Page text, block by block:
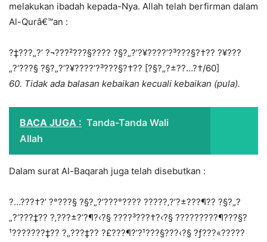
melakukan ibadah kepada-Nya. Allah telah berfirman dalam
Al-Qurâ€™an :
?‡???„?’ ?¬???²???§???? ?§?„?’?¥???­?’?³???§?†?? ?¥???
„?‘???§ ?§?„?’?¥???­?’?³???§?†?? [?§?„?±?­?…?†/60]
60. Tidak ada balasan kebaikan kecuali kebaikan (pula).
BACA JUGA : Tanda-Tanda Wali
Allah
Dalam surat Al-Baqarah juga telah disebutkan :
?…???†?’ ?°???§ ?§?„?‘???°???? ?????‚?’?±???¶?? ?§?„?
„?‘???‡?? ?‚???±?’?¶?‹?§ ?­???³???†?‹?§ ?????????¶???§?
¹???????‡?? ?„???‡?? ?£???¶?’?¹???§???‹?§ ?ƒ???«?????